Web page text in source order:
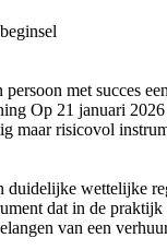
met succes
Op 21 januari
maar risicovol
duidelijke wettelijke
dat in de
van een